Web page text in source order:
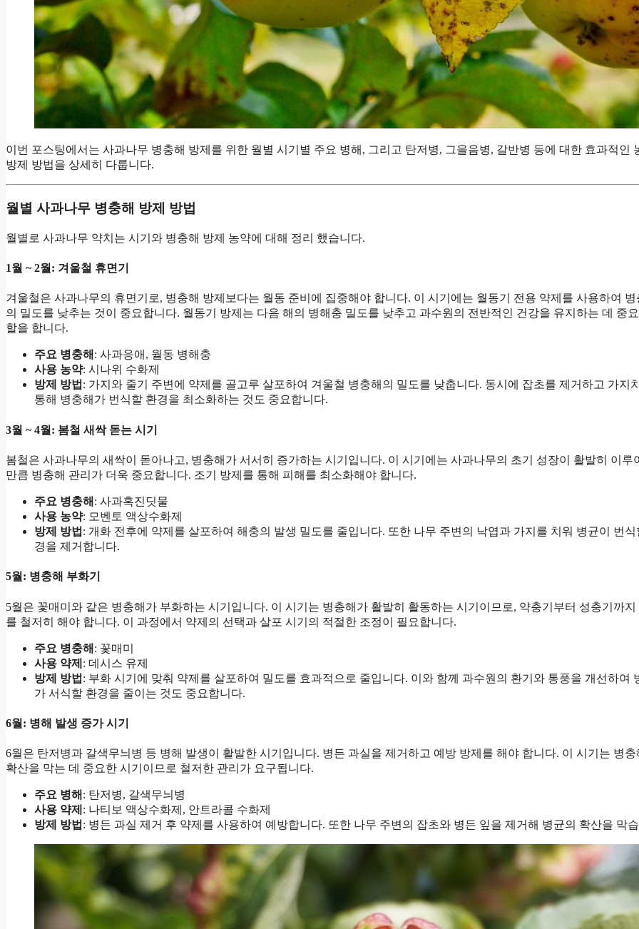
이번 포스팅에서는 사과나무 병충해 방제를 위한 월별 시기별 주요 병해, 그리고 탄저병, 그을음병, 갈반병 등에 대한 효과적인
방제 방법을 상세히 다룹니다.
월별 사과나무 병충해 방제 방법
월별로 사과나무 약치는 시기와 병충해 방제 농약에 대해 정리 했습니다.
1월 ~ 2월: 겨울철 휴면기
겨울철은 사과나무의 휴면기로, 병충해 방제보다는 월동 준비에 집중해야 합니다. 이 시기에는 월동기 전용 약제를 사용하여 병
의 밀도를 낮추는 것이 중요합니다. 월동기 방제는 다음 해의 병해충 밀도를 낮추고 과수원의 전반적인 건강을 유지하는 데 중
할을 합니다.
주요 병충해 : 사과응애, 월동 병해충
사용 농약: 시나위 수화제
방제 방법 : 가지와 줄기 주변에 약제를 골고루 살포하여 겨울철 병충해의 밀도를 낮춥니다. 동시에 잡초를 제거하고 가지
통해 병충해가 번식할 환경을 최소화하는 것도 중요합니다.
3월 ~ 4월: 봄철 새싹 돋는 시기
봄철은 사과나무의 새싹이 돋아나고, 병충해가 서서히 증가하는 시기입니다. 이 시기에는 사과나무의 초기 성장이 활발히 이루
만큼 병충해 관리가 더욱 중요합니다. 조기 방제를 통해 피해를 최소화해야 합니다.
주요 병충해 : 사과혹진딧물
사용 농약: 모벤토 액상수화제
방제 방법 : 개화 전후에 약제를 살포하여 해충의 발생 밀도를 줄입니다. 또한 나무 주변의 낙엽과 가지를 치워 병균이 번식
경을 제거합니다.
5월: 병충해 부화기
5월은 꽃매미와 같은 병충해가 부화하는 시기입니다. 이 시기는 병충해가 활발히 활동하는 시기이므로, 약충기부터 성충기까지
를 철저히 해야 합니다. 이 과정에서 약제의 선택과 살포 시기의 적절한 조정이 필요합니다.
주요 병충해 : 꽃매미
사용 약제 : 데시스 유제
방제 방법 : 부화 시기에 맞춰 약제를 살포하여 밀도를 효과적으로 줄입니다. 이와 함께 과수원의 환기와 통풍을 개선하여
가 서식할 환경을 줄이는 것도 중요합니다.
6월: 병해 발생 증가 시기
6월은 탄저병과 갈색무늬병 등 병해 발생이 활발한 시기입니다. 병든 과실을 제거하고 예방 방제를 해야 합니다. 이 시기는 병충
확산을 막는 데 중요한 시기이므로 철저한 관리가 요구됩니다.
주요 병해 : 탄저병, 갈색무늬병
사용 약제 : 나티보 액상수화제, 안트라콜 수화제
방제 방법 : 병든 과실 제거 후 약제를 사용하여 예방합니다. 또한 나무 주변의 잡초와 병든 잎을 제거해 병균의 확산을 막